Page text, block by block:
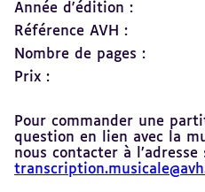
Année d'édition :
Référence AVH :
Nombre de pages :
Prix :
Pour commander une
question en lien avec la
nous contacter à l’adresse